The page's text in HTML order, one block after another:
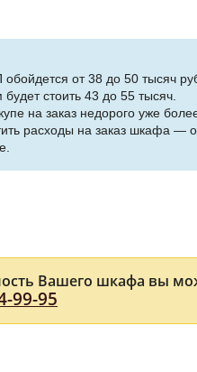
от 38 до 50 тысяч
стоить 43 до 55 тысяч.
на заказ недорого уже
расходы на заказ шкафа
Вашего шкафа вы
99-95